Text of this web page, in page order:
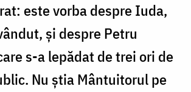
este vorba despre Iuda,
şi despre Petru
s-a lepădat de trei ori de
Nu ştia Mântuitorul pe